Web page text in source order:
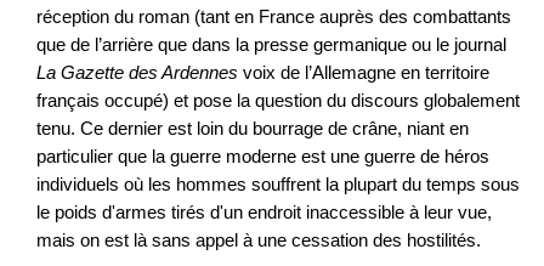
réception du roman (tant en France auprès des combattants
que de l’arrière que dans la presse germanique ou le journal
La Gazette des Ardennes voix de l’Allemagne en territoire
français occupé) et pose la question du discours globalement
tenu. Ce dernier est loin du bourrage de crâne, niant en
particulier que la guerre moderne est une guerre de héros
individuels où les hommes souffrent la plupart du temps sous
le poids d'armes tirés d'un endroit inaccessible à leur vue,
mais on est là sans appel à une cessation des hostilités.